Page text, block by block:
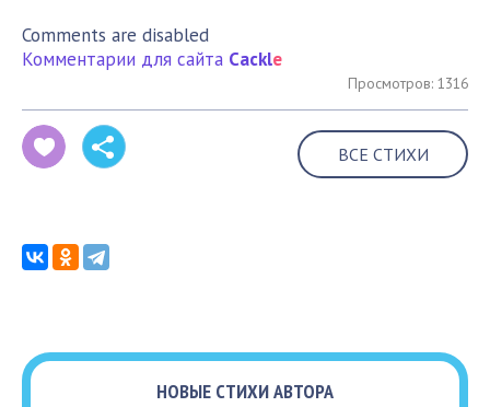
Comments are disabled
Комментарии для сайта Cackle
Просмотров: 1316
ВСЕ СТИХИ
НОВЫЕ СТИХИ АВТОРА